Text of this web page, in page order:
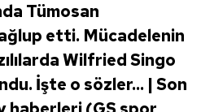
Tümosan
etti. Mücadelenin
Wilfried Singo
İşte o sözler... | Son